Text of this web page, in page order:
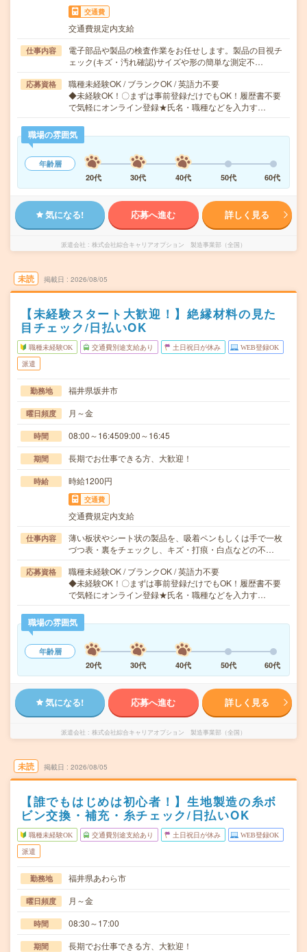
交通費
交通費規定内支給
仕事内容
電子部品や製品の検査作業をお任せします。製品の目視チ
ェック(キズ・汚れ確認)サイズや形の簡単な測定不…
応募資格
職種未経験OK / ブランクOK / 英語力不要
◆未経験OK！〇まずは事前登録だけでもOK！履歴書不要
で気軽にオンライン登録★氏名・職種などを入力す…
職場の雰囲気
年齢層
20代
30代 40代 50代 60代
気になる! 応募へ進む 詳しく見る
派遣会社 株式会社綜合キャリアオプション 製造事業部（全国）
未読 掲載日 2026/08/05
【未経験スタート大歓迎！】絶縁材料の見た
目チェック/日払いOK
職種未経験OK 交通費別途支給あり 土日祝日が休み WEB登録OK
派遣
勤務地 福井県坂井市
曜日頻度 月～金
時間 08:00～16:4509:00～16:45
期間 長期でお仕事できる方、大歓迎！
時給 時給1200円
交通費
交通費規定内支給
仕事内容
薄い板状やシート状の製品を、吸着ペンもしくは手で一枚
づつ表・裏をチェックし、キズ・打痕・白点などの不…
応募資格
職種未経験OK / ブランクOK / 英語力不要
◆未経験OK！〇まずは事前登録だけでもOK！履歴書不要
で気軽にオンライン登録★氏名・職種などを入力す…
職場の雰囲気
年齢層
20代
30代 40代 50代 60代
気になる! 応募へ進む 詳しく見る
派遣会社 株式会社綜合キャリアオプション 製造事業部（全国）
未読 掲載日 2026/08/05
【誰でもはじめは初心者！】生地製造の糸ボ
ビン交換・補充・糸チェック/日払いOK
職種未経験OK 交通費別途支給あり 土日祝日が休み WEB登録OK
派遣
勤務地 福井県あわら市
曜日頻度 月～金
時間 08:30～17:00
期間 長期でお仕事できる方、大歓迎！